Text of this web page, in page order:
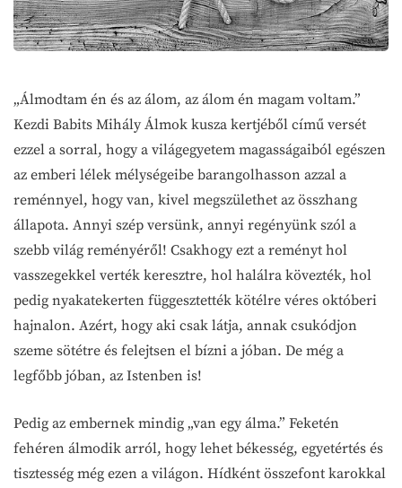
„Álmodtam én és az álom, az álom én magam voltam.”
Kezdi Babits Mihály Álmok kusza kertjéből című versét
ezzel a sorral, hogy a világegyetem magasságaiból egészen
az emberi lélek mélységeibe barangolhasson azzal a
reménnyel, hogy van, kivel megszülethet az összhang
állapota. Annyi szép versünk, annyi regényünk szól a
szebb világ reményéről! Csakhogy ezt a reményt hol
vasszegekkel verték keresztre, hol halálra kövezték, hol
pedig nyakatekerten függesztették kötélre véres októberi
hajnalon. Azért, hogy aki csak látja, annak csukódjon
szeme sötétre és felejtsen el bízni a jóban. De még a
legfőbb jóban, az Istenben is!
Pedig az embernek mindig „van egy álma.” Feketén
fehéren álmodik arról, hogy lehet békesség, egyetértés és
tisztesség még ezen a világon. Hídként összefont karokkal